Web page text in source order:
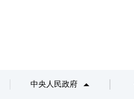
中央人民政府